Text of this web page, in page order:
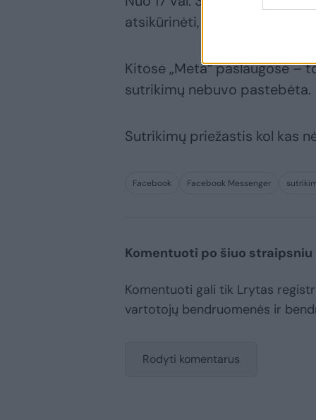
atsikūrinėti, bet „Threads“
Kitose „Meta“ paslaugose –
sutrikimų nebuvo pastebėta.
Sutrikimų priežastis kol kas
Facebook Facebook Messenger
Komentuoti po šiuo straipsniu
Komentuoti gali tik Lrytas
vartotojų bendruomenės ir
Rodyti komentarus